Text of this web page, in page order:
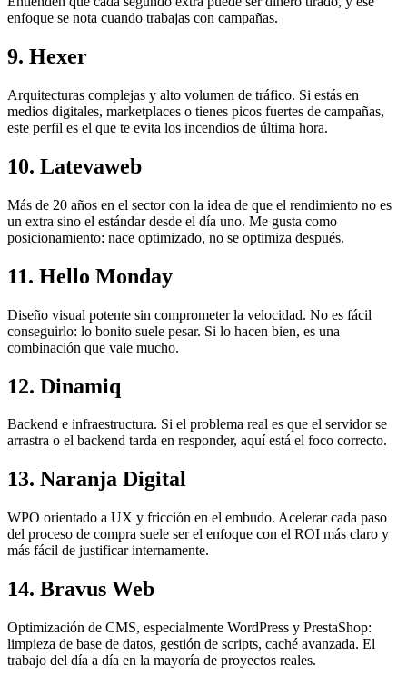
enfoque se nota cuando trabajas con campañas.
9. Hexer
Arquitecturas complejas y alto volumen de tráfico. Si estás en
medios digitales, marketplaces o tienes picos fuertes de campañas,
este perfil es el que te evita los incendios de última hora.
10. Latevaweb
Más de 20 años en el sector con la idea de que el rendimiento no es
un extra sino el estándar desde el día uno. Me gusta como
posicionamiento: nace optimizado, no se optimiza después.
11. Hello Monday
Diseño visual potente sin comprometer la velocidad. No es fácil
conseguirlo: lo bonito suele pesar. Si lo hacen bien, es una
combinación que vale mucho.
12. Dinamiq
Backend e infraestructura. Si el problema real es que el servidor se
arrastra o el backend tarda en responder, aquí está el foco correcto.
13. Naranja Digital
WPO orientado a UX y fricción en el embudo. Acelerar cada paso
del proceso de compra suele ser el enfoque con el ROI más claro y
más fácil de justificar internamente.
14. Bravus Web
Optimización de CMS, especialmente WordPress y PrestaShop:
limpieza de base de datos, gestión de scripts, caché avanzada. El
trabajo del día a día en la mayoría de proyectos reales.